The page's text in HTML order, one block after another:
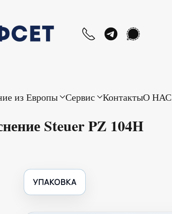
из Европы Сервис КонтактыО НАС
Steuer PZ 104H
УПАКОВКА